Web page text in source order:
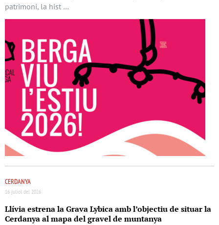
patrimoni, la hist …
CERDANYA
16 juliol del 2026
Llívia estrena la Grava Lybica amb l’objectiu de situar la
Cerdanya al mapa del gravel de muntanya